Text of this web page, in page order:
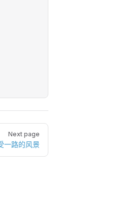
Next page
一路的风景